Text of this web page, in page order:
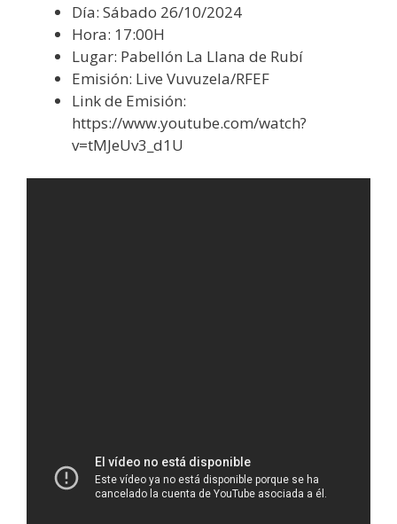
Día: Sábado 26/10/2024
Hora: 17:00H
Lugar: Pabellón La Llana de Rubí
Emisión: Live Vuvuzela/RFEF
Link de Emisión:
https://www.youtube.com/watch?
v=tMJeUv3_d1U